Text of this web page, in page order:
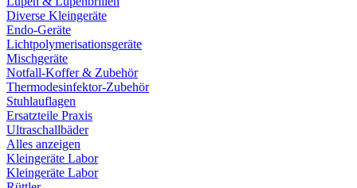
Diverse Kleingeräte
Endo-Geräte
Lichtpolymerisationsgeräte
Mischgeräte
Notfall-Koffer & Zubehör
Thermodesinfektor-Zubehör
Stuhlauflagen
Ersatzteile Praxis
Ultraschallbäder
Alles anzeigen
Kleingeräte Labor
Kleingeräte Labor